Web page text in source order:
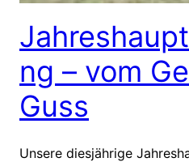
ng – vom
Guss
Unsere diesjährige